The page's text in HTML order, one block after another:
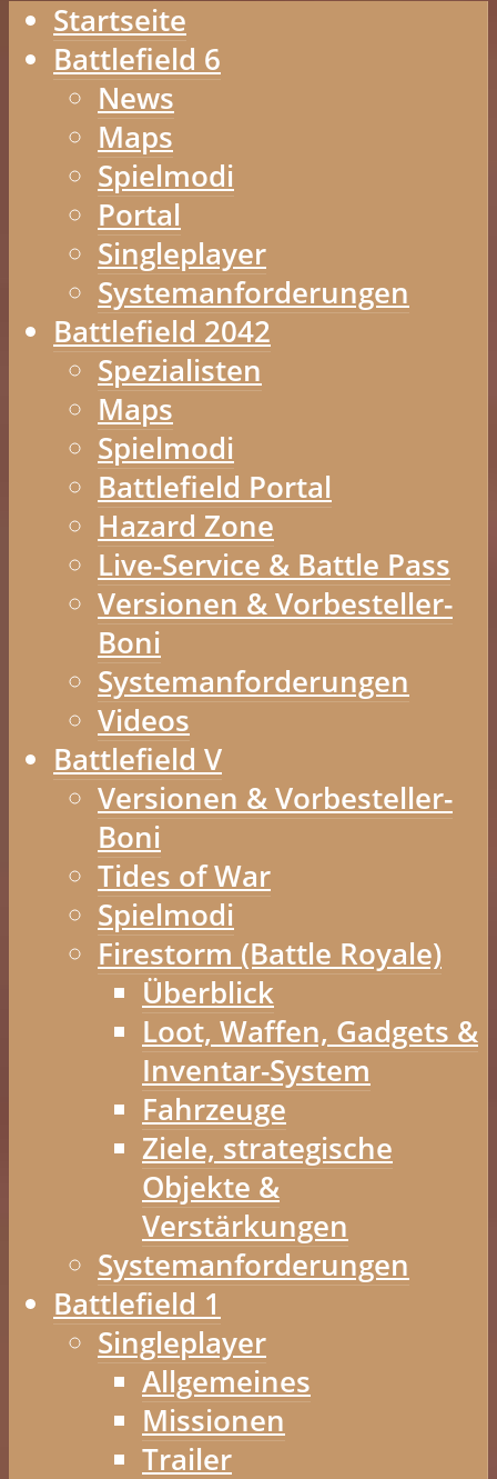
Startseite
Battlefield 6
News
Maps
Spielmodi
Portal
Singleplayer
Systemanforderungen
Battlefield 2042
Spezialisten
Maps
Spielmodi
Battlefield Portal
Hazard Zone
Live-Service & Battle Pass
Versionen & Vorbesteller-
Boni
Systemanforderungen
Videos
Battlefield V
Versionen & Vorbesteller-
Boni
Tides of War
Spielmodi
Firestorm (Battle Royale)
Überblick
Loot, Waffen, Gadgets &
Inventar-System
Fahrzeuge
Ziele, strategische
Objekte &
Verstärkungen
Systemanforderungen
Battlefield 1
Singleplayer
Allgemeines
Missionen
Trailer